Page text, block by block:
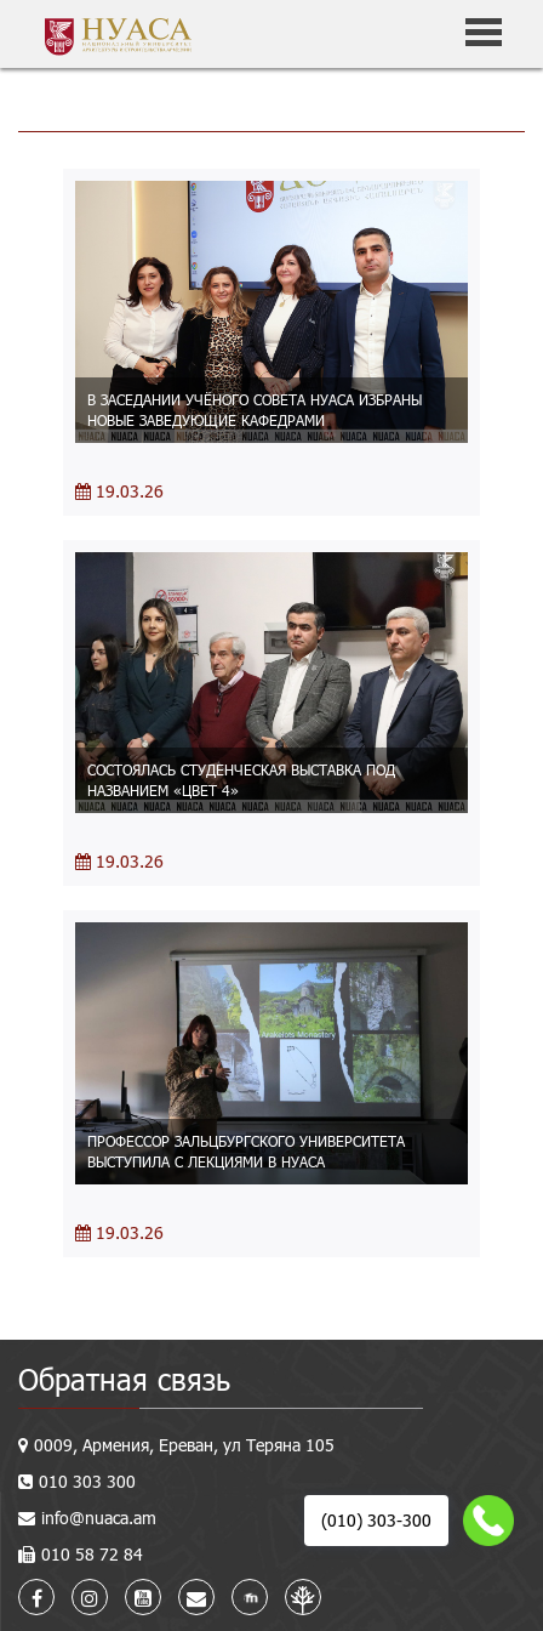
(010) 303-300
В ЗАСЕДАНИИ УЧЁНОГО СОВЕТА НУАСА ИЗБРАНЫ
НОВЫЕ ЗАВЕДУЮЩИЕ КАФЕДРАМИ
19.03.26
СОСТОЯЛАСЬ СТУДЕНЧЕСКАЯ ВЫСТАВКА ПОД
НАЗВАНИЕМ «ЦВЕТ 4»
19.03.26
ПРОФЕССОР ЗАЛЬЦБУРГСКОГО УНИВЕРСИТЕТА
ВЫСТУПИЛА С ЛЕКЦИЯМИ В НУАСА
19.03.26
Обратная связь
0009, Армения, Ереван, ул Теряна 105
010 303 300
info@nuaca.am
010 58 72 84